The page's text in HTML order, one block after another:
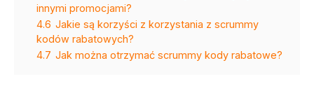
innymi promocjami?
4.6 Jakie są korzyści z korzystania z scrummy
kodów rabatowych?
4.7 Jak można otrzymać scrummy kody rabatowe?